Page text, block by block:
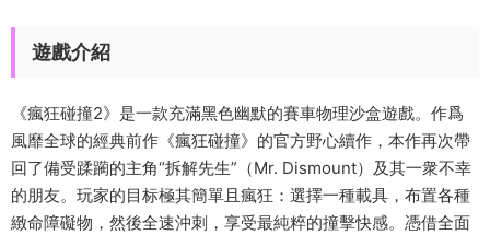
遊戲介紹
《瘋狂碰撞2》是一款充滿黑色幽默的賽車物理沙盒遊戲。作爲
風靡全球的經典前作《瘋狂碰撞》的官方野心續作，本作再次帶
回了備受蹂躏的主角“拆解先生”（Mr. Dismount）及其一衆不幸
的朋友。玩家的目标極其簡單且瘋狂：選擇一種載具，布置各種
緻命障礙物，然後全速沖刺，享受最純粹的撞擊快感。憑借全面